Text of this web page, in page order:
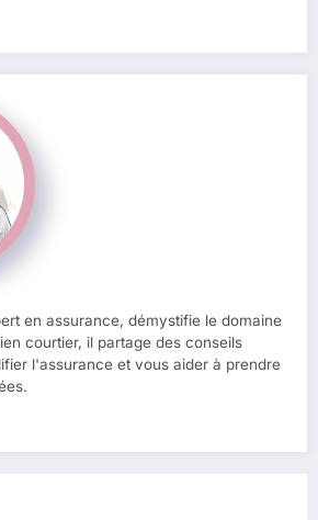
en assurance, démystifie le domaine
courtier, il partage des conseils
l'assurance et vous aider à prendre